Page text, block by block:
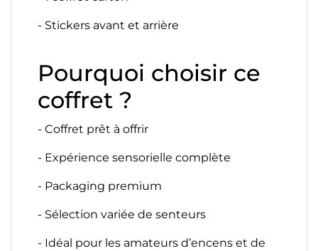
- Stickers avant et arrière
Pourquoi choisir ce
coffret ?
- Coffret prêt à offrir
- Expérience sensorielle complète
- Packaging premium
- Sélection variée de senteurs
- Idéal pour les amateurs d’encens et de